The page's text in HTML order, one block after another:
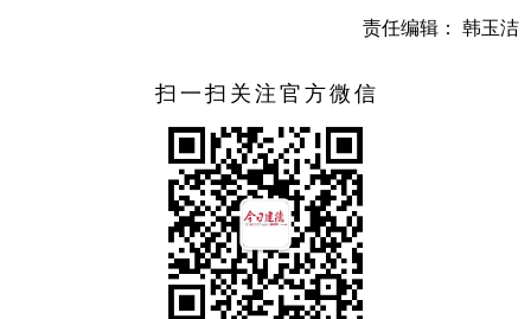
责任编辑： 韩玉洁
扫一扫关注官方微信